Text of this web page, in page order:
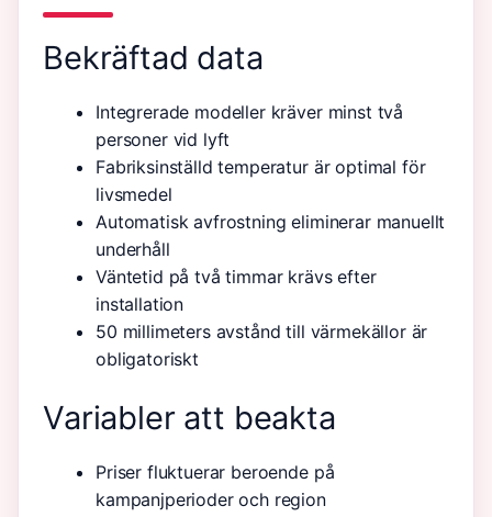
Bekräftad data
Integrerade modeller kräver minst två
personer vid lyft
Fabriksinställd temperatur är optimal för
livsmedel
Automatisk avfrostning eliminerar manuellt
underhåll
Väntetid på två timmar krävs efter
installation
50 millimeters avstånd till värmekällor är
obligatoriskt
Variabler att beakta
Priser fluktuerar beroende på
kampanjperioder och region